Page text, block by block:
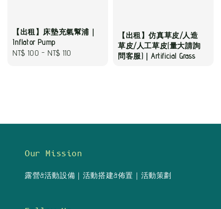
【出租】床墊充氣幫浦｜
Inflator Pump
Regular
NT$ 100 - NT$ 110
【出租】仿真草皮/人造
草皮/人工草皮(量大請詢
問客服)｜Artificial Grass
Our Mission
露營&活動設備｜活動搭建&佈置｜活動策劃